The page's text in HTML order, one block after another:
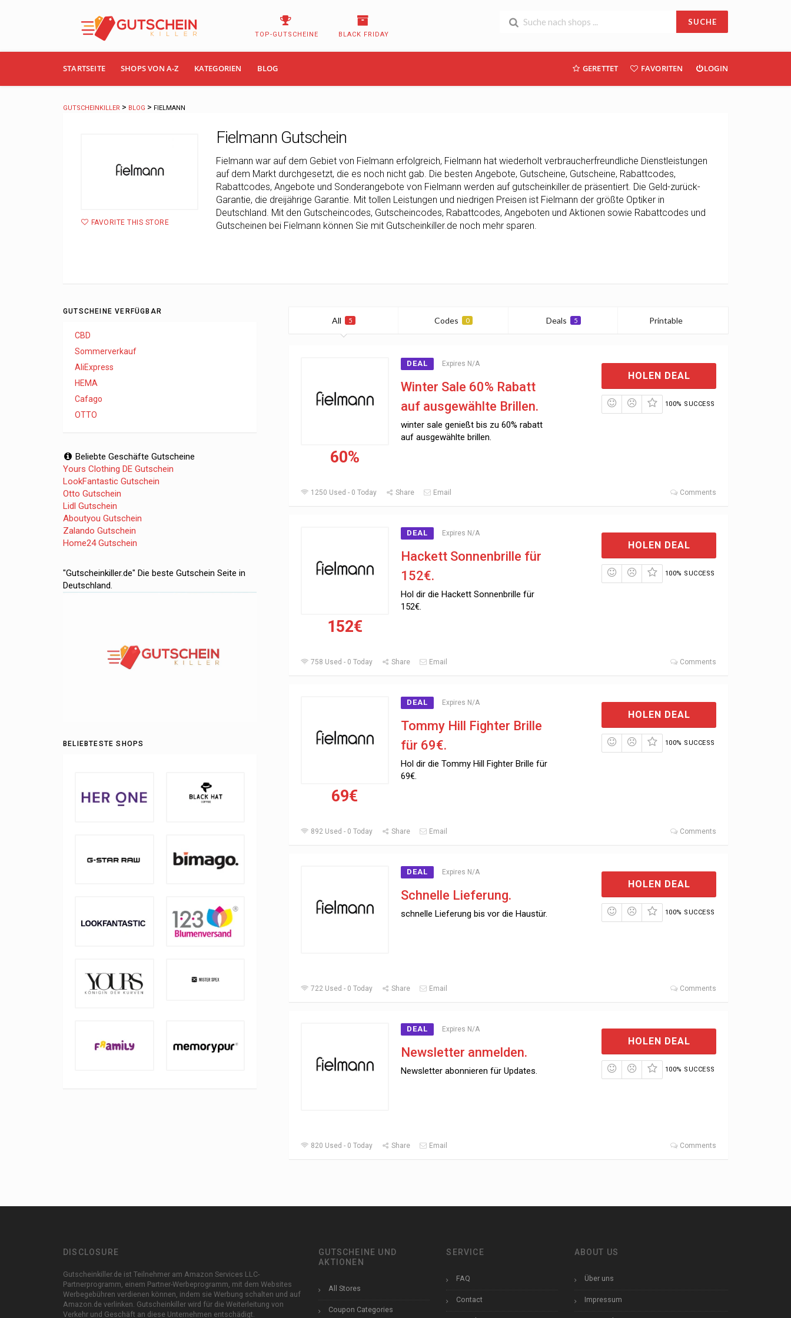
TOP-GUTSCHEINE BLACK FRIDAY
SUCHE
to
STARTSEITE SHOPS VON A-Z KATEGORIEN BLOG GERETTET FAVORITEN LOGIN
GUTSCHEINKILLER > BLOG > FIELMANN
FAVORITE THIS STORE
Fielmann Gutschein
Fielmann war auf dem Gebiet von Fielmann erfolgreich, Fielmann hat wiederholt verbraucherfreundliche Dienstleistungen
auf dem Markt durchgesetzt, die es noch nicht gab. Die besten Angebote, Gutscheine, Gutscheine, Rabattcodes,
Rabattcodes, Angebote und Sonderangebote von Fielmann werden auf gutscheinkiller.de präsentiert. Die Geld-zurück-
Garantie, die dreijährige Garantie. Mit tollen Leistungen und niedrigen Preisen ist Fielmann der größte Optiker in
Deutschland. Mit den Gutscheincodes, Gutscheincodes, Rabattcodes, Angeboten und Aktionen sowie Rabattcodes und
Gutscheinen bei Fielmann können Sie mit Gutscheinkiller.de noch mehr sparen.
All 5 Codes 0 Deals 5 Printable
60%
DEAL Expires N/A
Winter Sale 60% Rabatt
auf ausgewählte Brillen.
winter sale genießt bis zu 60% rabatt
auf ausgewählte brillen.
HOLEN DEAL
100% SUCCESS
1250 Used - 0 Today Share Email Comments
152€
DEAL Expires N/A
Hackett Sonnenbrille für
152€.
Hol dir die Hackett Sonnenbrille für
152€.
HOLEN DEAL
100% SUCCESS
758 Used - 0 Today Share Email Comments
69€
DEAL Expires N/A
Tommy Hill Fighter Brille
für 69€.
Hol dir die Tommy Hill Fighter Brille für
69€.
HOLEN DEAL
100% SUCCESS
892 Used - 0 Today Share Email Comments
DEAL Expires N/A
Schnelle Lieferung.
schnelle Lieferung bis vor die Haustür.
HOLEN DEAL
100% SUCCESS
722 Used - 0 Today Share Email Comments
DEAL Expires N/A
Newsletter anmelden.
Newsletter abonnieren für Updates.
HOLEN DEAL
100% SUCCESS
820 Used - 0 Today Share Email Comments
GUTSCHEINE VERFÜGBAR
CBD
Sommerverkauf
AliExpress
HEMA
Cafago
OTTO
Beliebte Geschäfte Gutscheine
Yours Clothing DE Gutschein
LookFantastic Gutschein
Otto Gutschein
Lidl Gutschein
Aboutyou Gutschein
Zalando Gutschein
Home24 Gutschein
"Gutscheinkiller.de" Die beste Gutschein Seite in
Deutschland.
BELIEBTESTE SHOPS
DISCLOSURE
Gutscheinkiller.de ist Teilnehmer am Amazon Services LLC-
Partnerprogramm, einem Partner-Werbeprogramm, mit dem Websites
Werbegebühren verdienen können, indem sie Werbung schalten und auf
Amazon.de verlinken. Gutscheinkiller wird für die Weiterleitung von
Verkehr und Geschäft an diese Unternehmen entschädigt.
GUTSCHEINE UND
AKTIONEN
All Stores
Coupon Categories
SERVICE
FAQ
Contact
ABOUT US
Über uns
Impressum